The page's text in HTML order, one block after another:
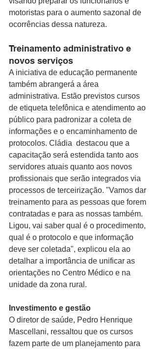
motoristas para o aumento sazonal de
ocorrências dessa natureza.
Treinamento administrativo e
novos serviços
A iniciativa de educação permanente
também abrangerá a área
administrativa. Estão previstos cursos
de etiqueta telefônica e atendimento ao
público para padronizar a coleta de
informações e o encaminhamento de
protocolos. Cládia  destacou que a
capacitação será estendida tanto aos
servidores atuais quanto aos novos
profissionais que serão integrados via
processos de terceirização. "Vamos dar
treinamento para as pessoas que forem
contratadas e para as nossas também.
Ligou, vai saber qual é o procedimento,
qual é o protocolo e que informação
deve ser coletada", explicou ela ao
detalhar a importância de unificar as
orientações no Centro Médico e na
unidade da zona rural.
Investimento e gestão
O diretor de saúde, Pedro Henrique
Mascellani, ressaltou que os cursos
fazem parte de um planejamento para